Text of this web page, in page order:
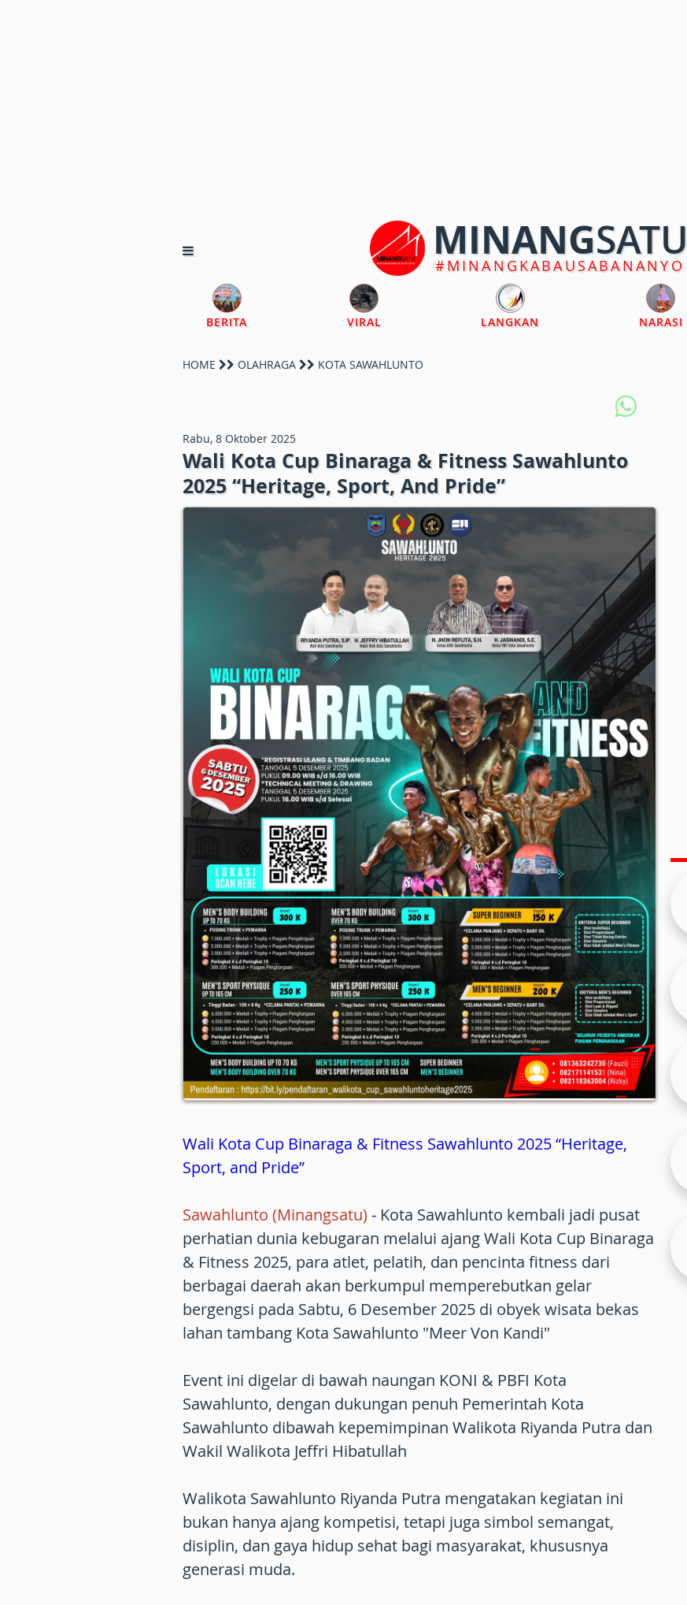
MINANGSATU
#MINANGKABAUSABANANYO
BERITA VIRAL LANGKAN NARASI
HOME OLAHRAGA KOTA SAWAHLUNTO
Rabu, 8 Oktober 2025
Wali Kota Cup Binaraga & Fitness Sawahlunto
2025 “Heritage, Sport, And Pride”
Wali Kota Cup Binaraga & Fitness Sawahlunto 2025 “Heritage,
Sport, and Pride”
Sawahlunto (Minangsatu) - Kota Sawahlunto kembali jadi pusat
perhatian dunia kebugaran melalui ajang Wali Kota Cup Binaraga
& Fitness 2025, para atlet, pelatih, dan pencinta fitness dari
berbagai daerah akan berkumpul memperebutkan gelar
bergengsi pada Sabtu, 6 Desember 2025 di obyek wisata bekas
lahan tambang Kota Sawahlunto "Meer Von Kandi"
Event ini digelar di bawah naungan KONI & PBFI Kota
Sawahlunto, dengan dukungan penuh Pemerintah Kota
Sawahlunto dibawah kepemimpinan Walikota Riyanda Putra dan
Wakil Walikota Jeffri Hibatullah
Walikota Sawahlunto Riyanda Putra mengatakan kegiatan ini
bukan hanya ajang kompetisi, tetapi juga simbol semangat,
disiplin, dan gaya hidup sehat bagi masyarakat, khususnya
generasi muda.